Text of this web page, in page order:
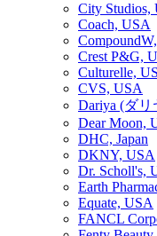
City Studios,
Coach, USA
Crest P&G,
Culturelle,
CVS, USA
Dariya (ダリ
Dear Moon,
DHC, Japan
DKNY, USA
Dr. Scholl's,
Earth
Equate, USA
FANCL